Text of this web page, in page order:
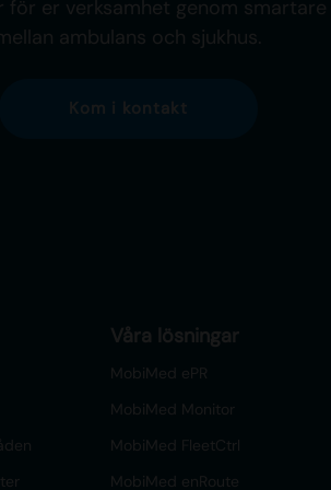
er verksamhet genom
ambulans och sjukhus.
Kom i kontakt
Våra lösningar
MobiMed ePR
MobiMed Monitor
MobiMed FleetCtrl
MobiMed enRoute